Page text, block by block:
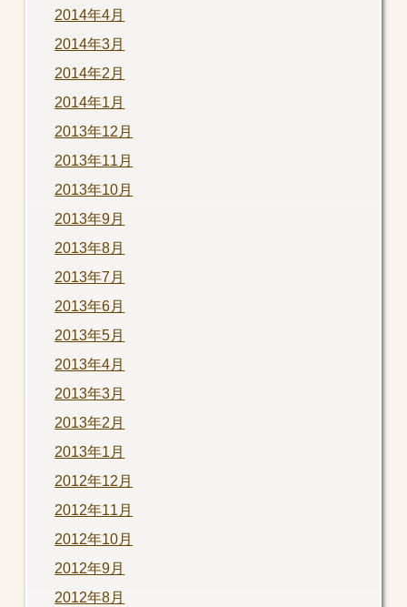
2014年4月
2014年3月
2014年2月
2014年1月
2013年12月
2013年11月
2013年10月
2013年9月
2013年8月
2013年7月
2013年6月
2013年5月
2013年4月
2013年3月
2013年2月
2013年1月
2012年12月
2012年11月
2012年10月
2012年9月
2012年8月